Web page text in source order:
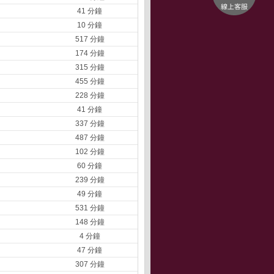
41 分鐘
10 分鐘
517 分鐘
174 分鐘
315 分鐘
455 分鐘
228 分鐘
41 分鐘
337 分鐘
487 分鐘
102 分鐘
60 分鐘
239 分鐘
49 分鐘
531 分鐘
148 分鐘
4 分鐘
47 分鐘
307 分鐘